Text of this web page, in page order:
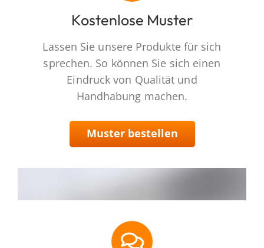
Kostenlose Muster
Lassen Sie unsere Produkte für sich
sprechen. So können Sie sich einen
Eindruck von Qualität und
Handhabung machen.
Muster bestellen